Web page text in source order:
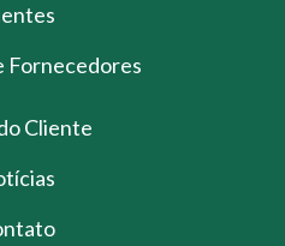
Fornecedores
Cliente